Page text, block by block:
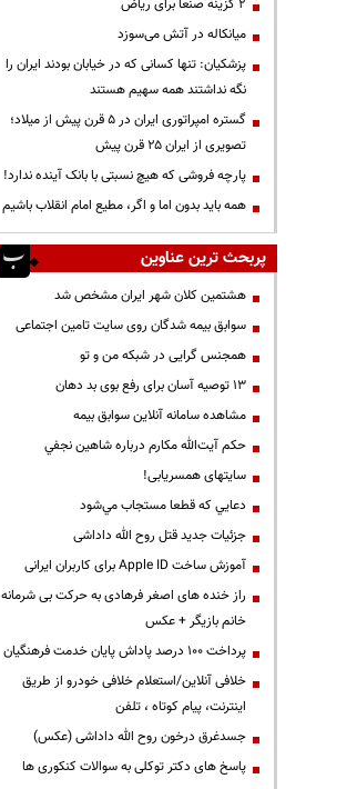
۲ گزینه صنعا برای ریاض
میانکاله در آتش می‌سوزد
پزشکیان: تنها کسانی که در خیابان بودند ایران را
نگه نداشتند همه سهیم هستند
گستره امپراتوری ایران در ۵ قرن پیش از میلاد؛
تصویری از ایران ۲۵ قرن پیش
پارچه فروشی که هیچ نسبتی با بانک آینده ندارد!
همه باید بدون اما و اگر، مطیع امام انقلاب باشیم
پربحث ترین عناوین
هشتمین کلان شهر ایران مشخص شد
سوابق بیمه شدگان روی سایت تامین اجتماعی
همجنس گرایی در شبکه من و تو
13 توصیه آسان برای رفع بوی بد دهان
مشاهده سامانه آنلاين سوابق بیمه
حكم آيت‌الله مكارم درباره شاهين نجفي
سایتهای همسریابی!
دعايي كه قطعا مستجاب مي‌شود
جزئیات جدید قتل روح الله داداشی
آموزش ساخت Apple ID برای کاربران ایرانی
راز خنده های اصغر فرهادی به حرکت بی شرمانه
خانم بازیگر + عکس
پرداخت ۱۰۰ درصد پاداش پایان خدمت فرهنگیان
خلافی آنلاین/استعلام خلافی خودرو از طریق
اینترنت، پیام کوتاه ، تلفن
جسدغرق درخون روح الله داداشی (عکس)
پاسخ های دکتر توکلی به سوالات کنکوری ها